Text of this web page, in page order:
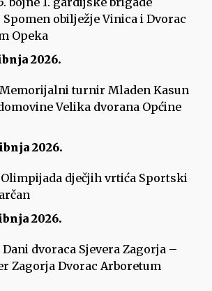
Spomen obilježje Vinica i Dvorac
Opeka
2026.
turnir Mladen Kasun
Velika dvorana Općine
2026.
Olimpijada dječjih vrtića Sportski
2026.
Dani dvoraca Sjevera Zagorja –
Zagorja Dvorac Arboretum